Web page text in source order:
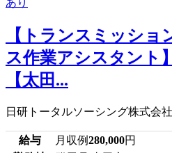
【トランスミッショ
ス作業アシスタント
【太田...
日研トータルソーシング株式会社
給与 月収例280,000円